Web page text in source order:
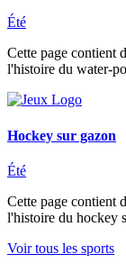
Été
Cette page contient
l'histoire du water-
Hockey sur gazon
Été
Cette page contient
l'histoire du hockey
Voir tous les sports